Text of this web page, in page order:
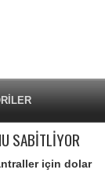
SABİTLİYOR
için dolar